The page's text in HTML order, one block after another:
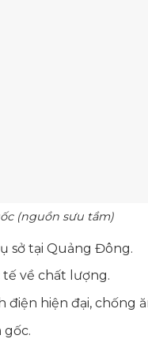
(nguồn sưu tầm)
sở tại Quảng Đông.
về chất lượng.
hiện đại, chống
gốc.